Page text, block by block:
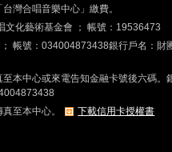
灣合唱音樂中心」繳費。
文化藝術基金會 ； 帳號：19536473
帳號：034004873438銀行戶名：財
本中心或來電告知金融卡號後六碼。
至本中心。 下載信用卡授權書